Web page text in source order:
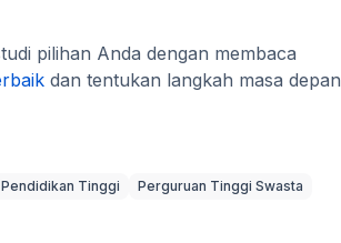
pilihan Anda dengan membaca
dan tentukan langkah masa depan
Pendidikan Tinggi
Perguruan Tinggi Swasta